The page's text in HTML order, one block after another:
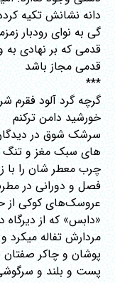
دانه نشانش تکیه
گی به نوای رودبار
قدمی که بر نهادی به
قدمی مجاز باشد
***
گرچه گرد آلود فقرم
خورشید دامن ترکنم
سرشک شوق در
های سبک مغز و تنگ
چرب معطر شان را با
فصل و دورانی در
عروسک‌های کوکی از
«دابس» که از دیرگاه
مردارش تفاله میکرد
پوشان و چاکر
پست و بلند و